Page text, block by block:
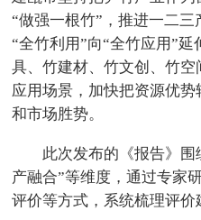
“做强一根竹”，推进一二
“全竹利用”向“全竹应用”
具、竹建材、竹文创、竹
应用场景，加快把资源优
和市场胜势。
此次发布的《报告》
产融合”等维度，通过专家
评价等方式，系统梳理评价